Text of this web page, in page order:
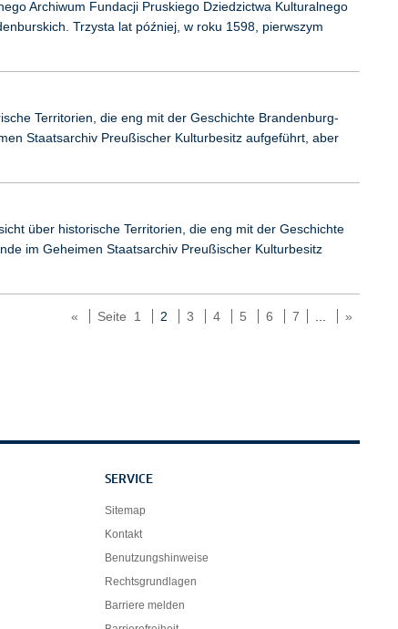
Archiwum Fundacji Pruskiego Dziedzictwa Kulturalnego
Trzysta lat później, w roku 1598, pierwszym
Territorien, die eng mit der Geschichte Brandenburg-
Staatsarchiv Preußischer Kulturbesitz aufgeführt, aber
über historische Territorien, die eng mit der Geschichte
im Geheimen Staatsarchiv Preußischer Kulturbesitz
« Seite 1 2 3 4 5 6 7 »
SERVICE
Sitemap
Kontakt
Benutzungshinweise
Rechtsgrundlagen
Barriere melden